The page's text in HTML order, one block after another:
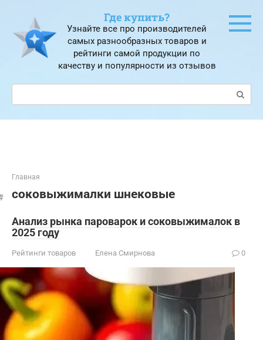
контенту
Где купить?
Узнайте все про производителей
самых разнообразных товаров и
рейтинги самой продукции по
качеству и популярности из отзывов
Поиск:
Главная
соковыжималки шнековые
Анализ рынка пароварок и соковыжималок в
2025 году
Рейтинги товаров Елена Смирнова 0